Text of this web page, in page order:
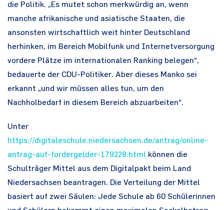
die Politik. „Es mutet schon merkwürdig an, wenn
manche afrikanische und asiatische Staaten, die
ansonsten wirtschaftlich weit hinter Deutschland
herhinken, im Bereich Mobilfunk und Internetversorgung
vordere Plätze im internationalen Ranking belegen“,
bedauerte der CDU-Politiker. Aber dieses Manko sei
erkannt „und wir müssen alles tun, um den
Nachholbedarf in diesem Bereich abzuarbeiten“.
Unter
https://digitaleschule.niedersachsen.de/antrag/online-
antrag-auf-fordergelder-179228.html können die
Schulträger Mittel aus dem Digitalpakt beim Land
Niedersachsen beantragen. Die Verteilung der Mittel
basiert auf zwei Säulen: Jede Schule ab 60 Schülerinnen